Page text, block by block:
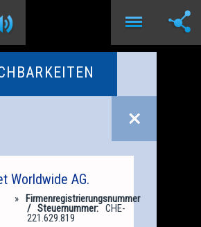
Worldwide AG.
Firmenregistrierungsnummer
/ Steuernummer:CHE-
221.629.819